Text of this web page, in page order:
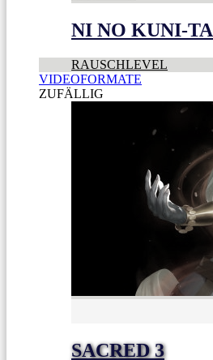
NI NO KUNI-
RAUSCHLEVEL
VIDEOFORMATE
ZUFÄLLIG
SACRED 3